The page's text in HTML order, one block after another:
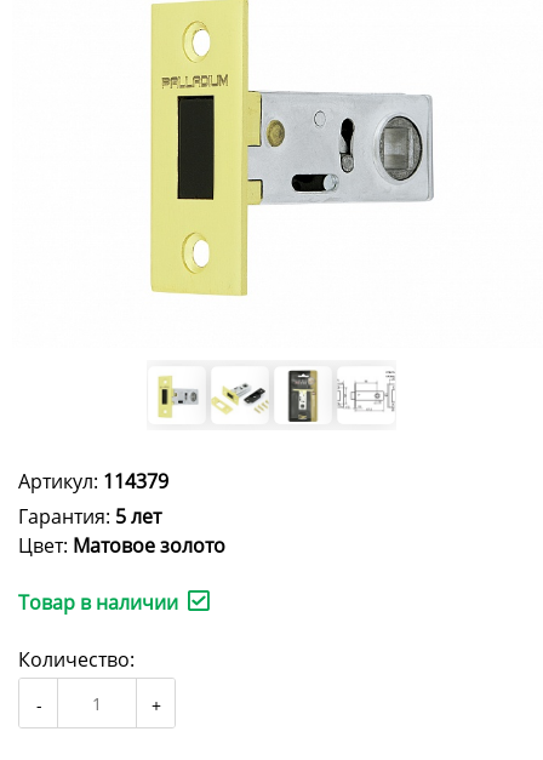
Артикул: 114379
Гарантия: 5 лет
Цвет: Матовое золото
Товар в наличии
Количество: